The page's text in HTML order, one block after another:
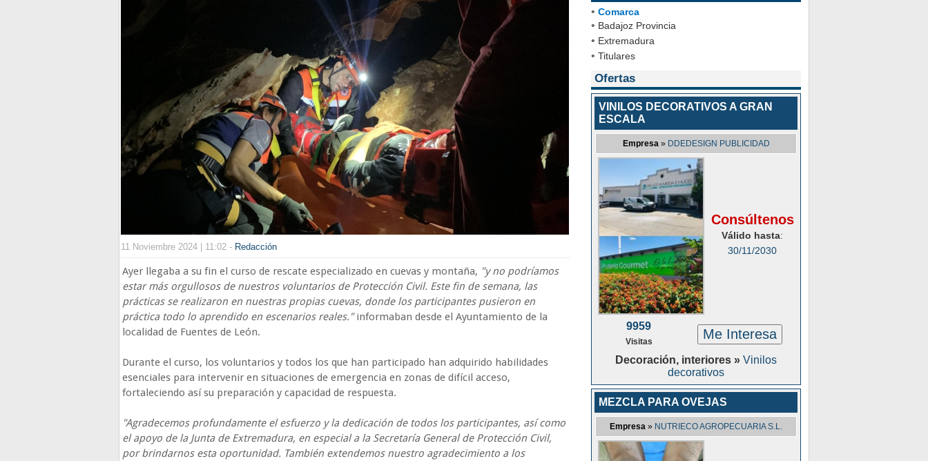
11 Noviembre 2024 | 11:02 - Redacción
Ayer llegaba a su fin el curso de rescate especializado en cuevas y montaña, "y no podríamos
estar más orgullosos de nuestros voluntarios de Protección Civil. Este fin de semana, las
prácticas se realizaron en nuestras propias cuevas, donde los participantes pusieron en
práctica todo lo aprendido en escenarios reales."informaban desde el Ayuntamiento de la
localidad de Fuentes de León.
Durante el curso, los voluntarios y todos los que han participado han adquirido habilidades
esenciales para intervenir en situaciones de emergencia en zonas de difícil acceso,
fortaleciendo así su preparación y capacidad de respuesta.
"Agradecemos profundamente el esfuerzo y la dedicación de todos los participantes, así como
el apoyo de la Junta de Extremadura, en especial a la Secretaría General de Protección Civil,
por brindarnos esta oportunidad. También extendemos nuestro agradecimiento a los
• Comarca
• Badajoz Provincia
• Extremadura
• Titulares
Ofertas
VINILOS DECORATIVOS A GRAN
ESCALA
Empresa» DDEDESIGN PUBLICIDAD
Consúltenos
Válido hasta:
30/11/2030
9959
Visitas Me Interesa
Decoración, interiores » Vinilos
decorativos
MEZCLA PARA OVEJAS
Empresa » NUTRIECO AGROPECUARIA S.L.